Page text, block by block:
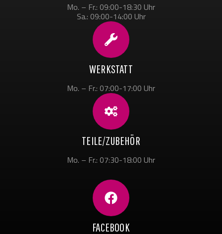
Mo. – Fr.: 09:00-18:30 Uhr
Sa.: 09:00-14:00 Uhr
WERKSTATT
Mo. – Fr.: 07:00-17:00 Uhr
TEILE/ZUBEHÖR
Mo. – Fr.: 07:30-18:00 Uhr
FACEBOOK